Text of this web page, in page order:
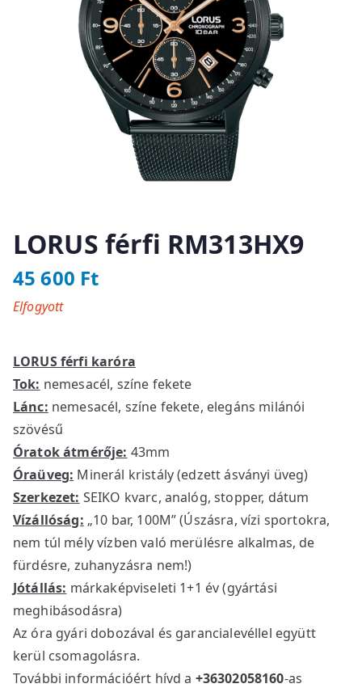
LORUS férfi RM313HX9
45 600 Ft
LORUS férfi karóra
Tok: nemesacél, színe fekete
Lánc: nemesacél, színe fekete, elegáns milánói
szövésű
Óratok átmérője: 43mm
Óraüveg: Minerál kristály (edzett ásványi üveg)
Szerkezet: SEIKO kvarc, analóg, stopper, dátum
Vízállóság: „10 bar, 100M” (Úszásra, vízi sportokra,
nem túl mély vízben való merülésre alkalmas, de
fürdésre, zuhanyzásra nem!)
Jótállás: márkaképviseleti 1+1 év (gyártási
meghibásodásra)
Az óra gyári dobozával és garancialevéllel együtt
kerül csomagolásra.
További információért hívd a +36302058160-as
Elfogyott